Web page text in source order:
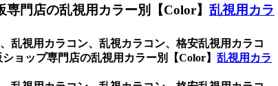
門店の乱視用カラー別【Color】 乱視用カラ
乱視用カラコン、乱視カラコン、格安乱視用カラコ
ョップ専門店の乱視用カラー別【Color】 乱視用カラ